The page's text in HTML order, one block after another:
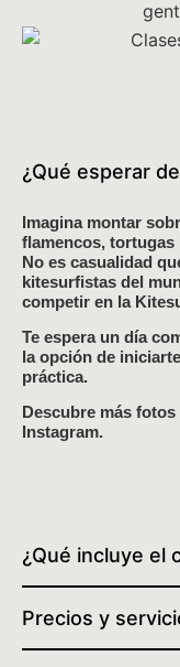
¿Qué esperar
Imagina montar
flamencos, tortugas
No es casualidad
kitesurfistas del
competir en la
Te espera un día
la opción de
práctica.
Descubre más
Instagram.
¿Qué incluye el
Precios y